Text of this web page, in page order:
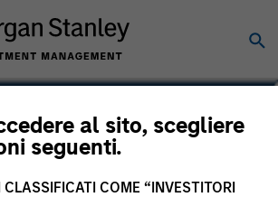
al sito, scegliere
seguenti.
COME “INVESTITORI
CFA
Global Head of
ESG Strategy & Research